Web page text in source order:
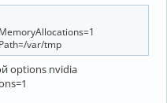
var/tmp
options nvidia